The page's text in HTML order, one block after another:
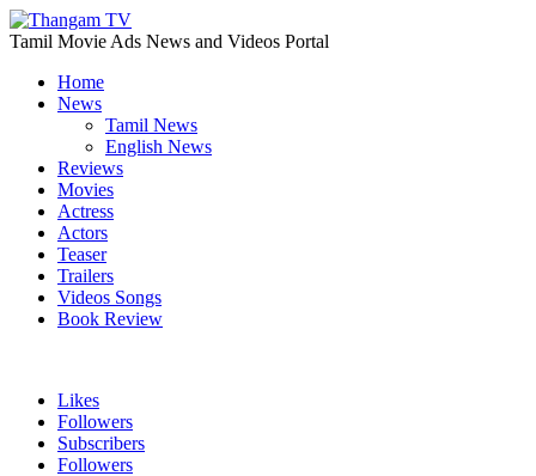
Tamil Movie Ads News and Videos Portal
Home
News
Tamil News
English News
Reviews
Movies
Actress
Actors
Teaser
Trailers
Videos Songs
Book Review
Likes
Followers
Subscribers
Followers